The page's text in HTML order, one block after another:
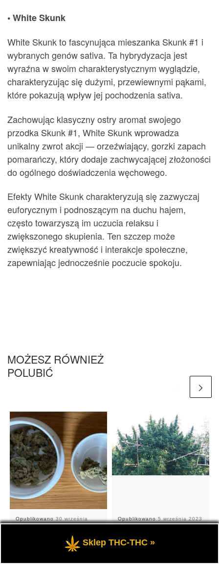
• White Skunk
White Skunk to fascynująca mieszanka Skunk #1 i
wybranych genów sativa. Ta hybrydyzacja jest
wyraźna w swoim charakterystycznym wyglądzie,
charakteryzując się dużymi, przewiewnymi pąkami,
które pokazują wpływ jej pochodzenia sativa.
Zachowując klasyczny ostry aromat swojego
przodka Skunk #1, White Skunk wprowadza
unikalny zwrot akcji — orzeźwiający, gorzki zapach
pomarańczy, który dodaje zachwycającej złożoności
do ogólnego doświadczenia węchowego.
Efekty White Skunk charakteryzują się zazwyczaj
euforycznym i podnoszącym na duchu hajem,
często towarzyszą im uczucia relaksu i
zwiększonego skupienia. Ten szczep może
zwiększyć kreatywność i interakcje społeczne,
zapewniając jednocześnie poczucie spokoju.
MOŻESZ RÓWNIEŻ
POLUBIĆ
Opublikowano30 września
2025
Nawozy do hydroponiki
łatwe w użyciu w
Opublikowano5 września 2023
Zwalczanie Inwazji
Owadów i Grzybów
Sklep THC-THC »